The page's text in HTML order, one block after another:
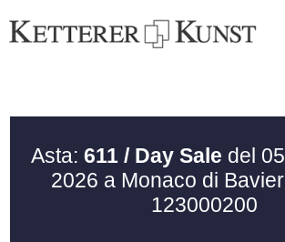
Asta: 611 / Day Sale del
2026 a Monaco di
123000200